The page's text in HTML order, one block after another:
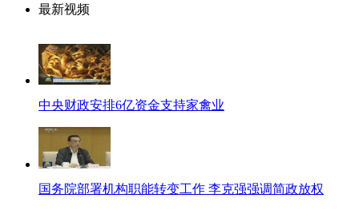
最新视频
中央财政安排6亿资金支持家禽业
国务院部署机构职能转变工作 李克强强调简政放权